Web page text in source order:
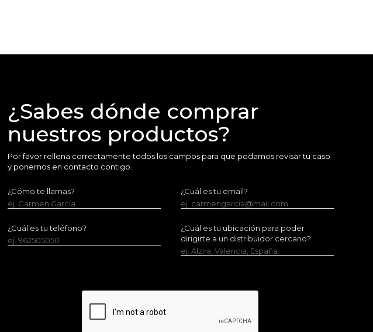
¿Sabes dónde comprar
nuestros productos?
Por favor rellena correctamente todos los campos para que podamos revisar tu caso
y ponernos en contacto contigo.
¿Cómo te llamas?
ej. Carmen García
¿Cuál es tu email?
ej. carmengarcia@mail.com
¿Cuál es tu teléfono?
ej. 962505050
¿Cuál es tu ubicación para poder
dirigirte a un distribuidor cercano?
ej. Alzira, Valencia, España.